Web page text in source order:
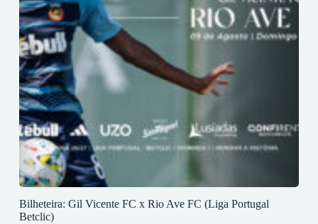
Bilheteira: Gil Vicente FC x Rio Ave FC (Liga Portugal
Betclic)